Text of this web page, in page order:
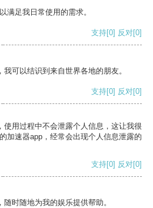
满足我日常使用的需求。
支持[0] 反对[0]
可以结识到来自世界各地的朋友。
支持[0] 反对[0]
使用过程中不会泄露个人信息，这让我很
加速器app，经常会出现个人信息泄露的
支持[0] 反对[0]
时随地为我的娱乐提供帮助。